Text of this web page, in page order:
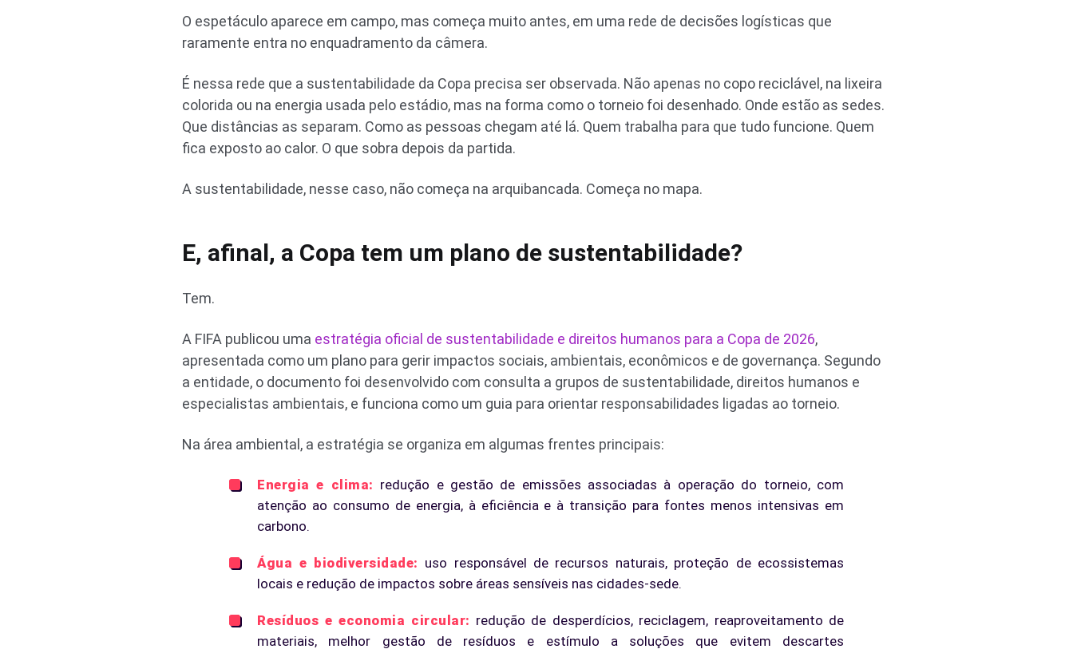
O espetáculo aparece em campo, mas começa muito antes, em uma rede de decisões logísticas que
raramente entra no enquadramento da câmera.
É nessa rede que a sustentabilidade da Copa precisa ser observada. Não apenas no copo reciclável, na lixeira
colorida ou na energia usada pelo estádio, mas na forma como o torneio foi desenhado. Onde estão as sedes.
Que distâncias as separam. Como as pessoas chegam até lá. Quem trabalha para que tudo funcione. Quem
fica exposto ao calor. O que sobra depois da partida.
A sustentabilidade, nesse caso, não começa na arquibancada. Começa no mapa.
E, afinal, a Copa tem um plano de sustentabilidade?
Tem.
A FIFA publicou uma estratégia oficial de sustentabilidade e direitos humanos para a Copa de 2026,
apresentada como um plano para gerir impactos sociais, ambientais, econômicos e de governança. Segundo
a entidade, o documento foi desenvolvido com consulta a grupos de sustentabilidade, direitos humanos e
especialistas ambientais, e funciona como um guia para orientar responsabilidades ligadas ao torneio.
Na área ambiental, a estratégia se organiza em algumas frentes principais:
Energia e clima: redução e gestão de emissões associadas à operação do torneio, com
atenção ao consumo de energia, à eficiência e à transição para fontes menos intensivas em
carbono.
Água e biodiversidade: uso responsável de recursos naturais, proteção de ecossistemas
locais e redução de impactos sobre áreas sensíveis nas cidades-sede.
Resíduos e economia circular: redução de desperdícios, reciclagem, reaproveitamento de
materiais, melhor gestão de resíduos e estímulo a soluções que evitem descartes